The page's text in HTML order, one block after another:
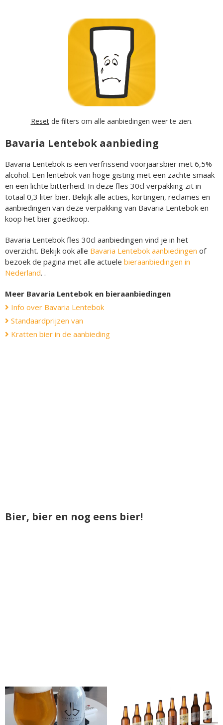
Resetde filters om alle aanbiedingen weer te zien.
Bavaria Lentebok aanbieding
Bavaria Lentebok is een verfrissend voorjaarsbier met 6,5%
alcohol. Een lentebok van hoge gisting met een zachte smaak
en een lichte bitterheid. In deze fles 30cl verpakking zit in
totaal 0,3 liter bier. Bekijk alle acties, kortingen, reclames en
aanbiedingen van deze verpakking van Bavaria Lentebok en
koop het bier goedkoop.
Bavaria Lentebok fles 30cl aanbiedingen vind je in het
overzicht. Bekijk ook alle Bavaria Lentebok aanbiedingen of
bezoek de pagina met alle actuele bieraanbiedingen in
Nederland. .
Meer Bavaria Lentebok en bieraanbiedingen
Info over Bavaria Lentebok
Standaardprijzen van
Kratten bier in de aanbieding
Bier, bier en nog eens bier!